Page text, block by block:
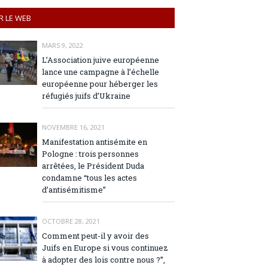
LE WEB
MARS 9, 2022
L’Association juive européenne
lance une campagne à l’échelle
européenne pour héberger les
réfugiés juifs d’Ukraine
NOVEMBRE 16, 2021
Manifestation antisémite en
Pologne : trois personnes
arrêtées, le Président Duda
condamne “tous les actes
d’antisémitisme”
OCTOBRE 28, 2021
Comment peut-il y avoir des
Juifs en Europe si vous continuez
à adopter des lois contre nous ?”,